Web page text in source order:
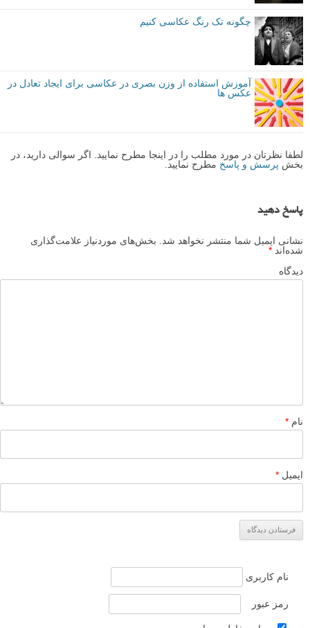
چگونه تک رنگ عکاسی کنیم
آموزش استفاده از وزن بصری در عکاسی برای ایجاد تعادل در
عکس ها
لطفا نظرتان در مورد مطلب را در اینجا مطرح نمایید. اگر سوالی دارید، در
بخش پرسش و پاسخ مطرح نمایید.
پاسخ دهید
نشانی ایمیل شما منتشر نخواهد شد.
بخش‌های موردنیاز علامت‌گذاری
شده‌اند *
دیدگاه
نام *
ایمیل *
نام کاربری
رمز عبور